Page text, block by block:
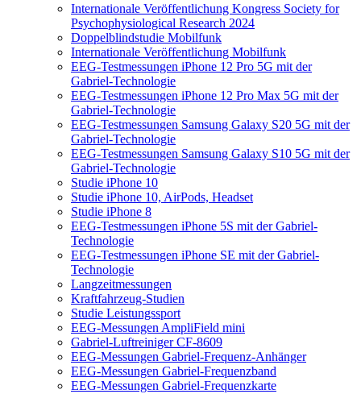
Internationale Veröffentlichung Kongress Society for
Psychophysiological Research 2024
Doppelblindstudie Mobilfunk
Internationale Veröffentlichung Mobilfunk
EEG-Testmessungen iPhone 12 Pro 5G mit der
Gabriel-Technologie
EEG-Testmessungen iPhone 12 Pro Max 5G mit der
Gabriel-Technologie
EEG-Testmessungen Samsung Galaxy S20 5G mit der
Gabriel-Technologie
EEG-Testmessungen Samsung Galaxy S10 5G mit der
Gabriel-Technologie
Studie iPhone 10
Studie iPhone 10, AirPods, Headset
Studie iPhone 8
EEG-Testmessungen iPhone 5S mit der Gabriel-
Technologie
EEG-Testmessungen iPhone SE mit der Gabriel-
Technologie
Langzeitmessungen
Kraftfahrzeug-Studien
Studie Leistungssport
EEG-Messungen AmpliField mini
Gabriel-Luftreiniger CF-8609
EEG-Messungen Gabriel-Frequenz-Anhänger
EEG-Messungen Gabriel-Frequenzband
EEG-Messungen Gabriel-Frequenzkarte